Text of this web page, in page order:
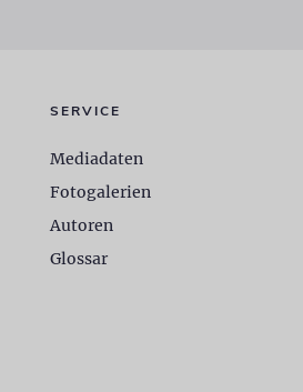
SERVICE
Mediadaten
Fotogalerien
Autoren
Glossar